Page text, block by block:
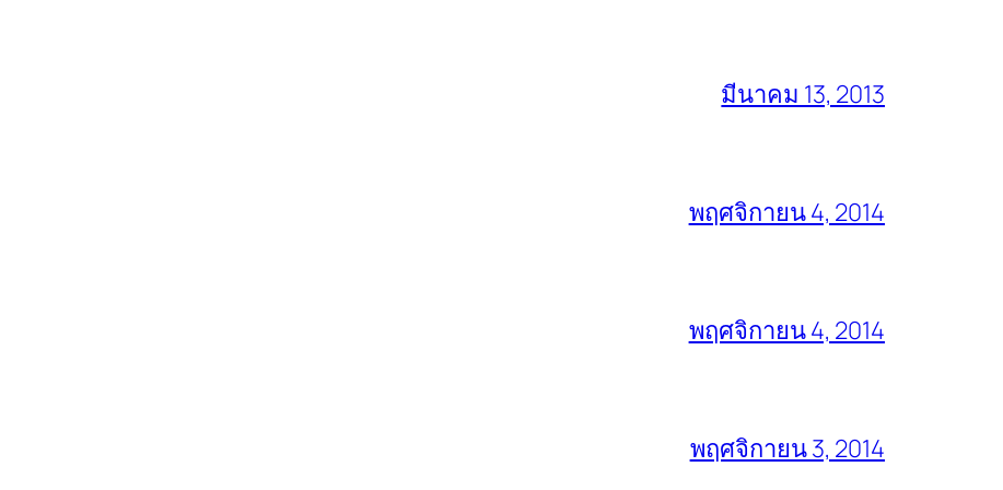
มีนาคม 13, 2013
พฤศจิกายน 4, 2014
พฤศจิกายน 4, 2014
พฤศจิกายน 3, 2014